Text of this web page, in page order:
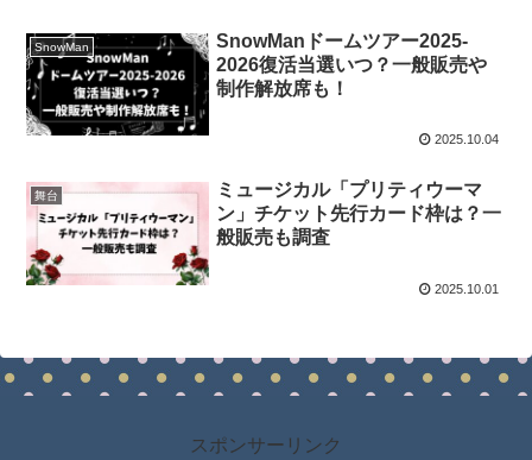
SnowMan
SnowManドームツアー2025-
2026復活当選いつ？一般販売や
制作解放席も！
2025.10.04
舞台
ミュージカル「プリティウーマ
ン」チケット先行カード枠は？一
般販売も調査
2025.10.01
スポンサーリンク